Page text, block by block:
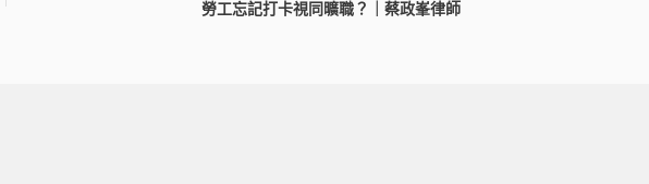
勞工忘記打卡視同曠職？｜蔡政峯律師